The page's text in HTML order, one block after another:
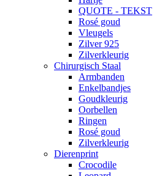
QUOTE - TEKST
Rosé goud
Vleugels
Zilver 925
Zilverkleurig
Chirurgisch Staal
Armbanden
Enkelbandjes
Goudkleurig
Oorbellen
Ringen
Rosé goud
Zilverkleurig
Dierenprint
Crocodile